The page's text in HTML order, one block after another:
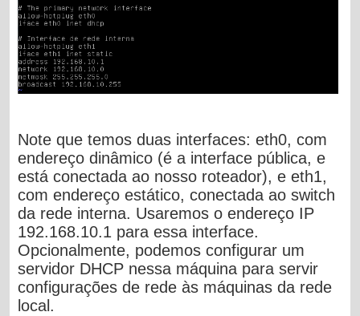
Note que temos duas interfaces: eth0, com
endereço dinâmico (é a interface pública, e
está conectada ao nosso roteador), e eth1,
com endereço estático, conectada ao switch
da rede interna. Usaremos o endereço IP
192.168.10.1 para essa interface.
Opcionalmente, podemos configurar um
servidor DHCP nessa máquina para servir
configurações de rede às máquinas da rede
local.